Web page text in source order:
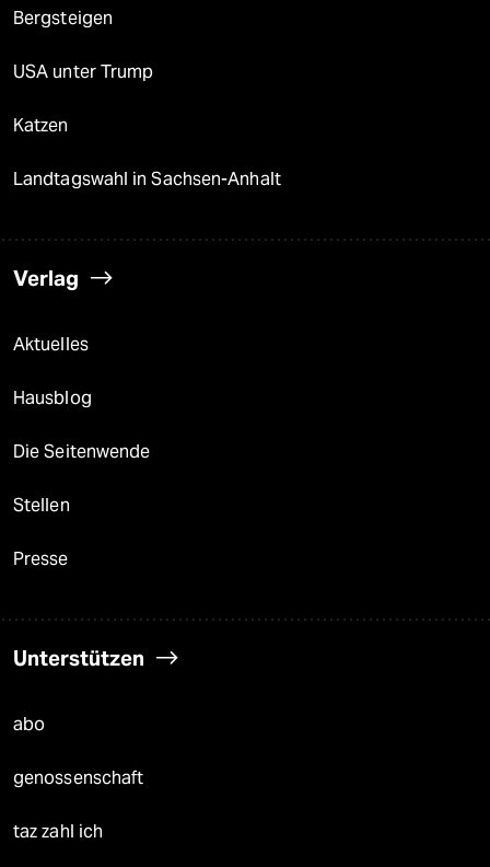
Bergsteigen
USA unter Trump
Katzen
Landtagswahl in Sachsen-Anhalt
Verlag
Aktuelles
Hausblog
Die Seitenwende
Stellen
Presse
Unterstützen
abo
genossenschaft
taz zahl ich